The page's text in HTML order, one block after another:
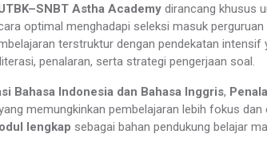
Astha Academydirancang khusus
optimal menghadapi seleksi masuk perguruan
terstruktur dengan pendekatan intensif
penalaran, serta strategi pengerjaan soal.
Bahasa Indonesia dan Bahasa Inggris,
memungkinkan pembelajaran lebih fokus dan
lengkap sebagai bahan pendukung belajar